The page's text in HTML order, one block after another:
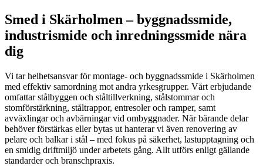
Smed i Skärholmen – byggnadssmide,
industrismide och inredningssmide nära
dig
Vi tar helhetsansvar för montage- och byggnadssmide i Skärholmen
med effektiv samordning mot andra yrkesgrupper. Vårt erbjudande
omfattar stålbyggen och ståltillverkning, stålstommar och
stomförstärkning, ståltrappor, entresoler och ramper, samt
avväxlingar och avbärningar vid ombyggnader. När bärande delar
behöver förstärkas eller bytas ut hanterar vi även renovering av
pelare och balkar i stål – med fokus på säkerhet, lastupptagning och
en smidig driftmiljö under arbetets gång. Allt utförs enligt gällande
standarder och branschpraxis.